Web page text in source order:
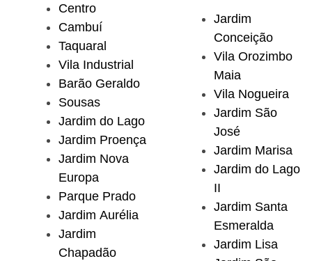
Centro
Cambuí
Taquaral
Vila Industrial
Barão Geraldo
Sousas
Jardim do Lago
Jardim Proença
Jardim Nova
Europa
Parque Prado
Jardim Aurélia
Jardim
Chapadão
Jardim
Conceição
Vila Orozimbo
Maia
Vila Nogueira
Jardim São
José
Jardim Marisa
Jardim do Lago
II
Jardim Santa
Esmeralda
Jardim Lisa